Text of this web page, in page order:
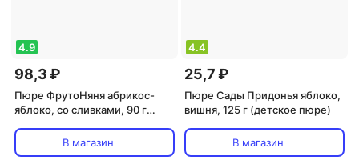
4.9
98,3 ₽
Пюре ФрутоНяня абрикос-
яблоко, со сливками, 90 г
В магазин
4.4
25,7 ₽
Пюре Сады Придонья яблоко,
вишня, 125 г (детское пюре)
В магазин